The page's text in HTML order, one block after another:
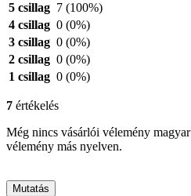
5 csillag 7 (100%)
4 csillag 0 (0%)
3 csillag 0 (0%)
2 csillag 0 (0%)
1 csillag 0 (0%)
7 értékelés
Még nincs vásárlói vélemény
vélemény más nyelven.
Mutatás